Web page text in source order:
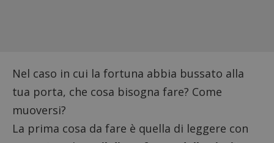
Nel caso in cui la fortuna abbia bussato alla
tua porta, che cosa bisogna fare? Come
muoversi?
La prima cosa da fare è quella di leggere con